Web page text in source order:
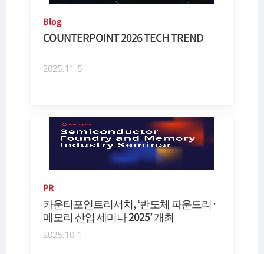
Blog
COUNTERPOINT 2026 TECH TREND
2025.11.5
PR
카운터포인트리서치, ‘반도체 파운드리·
메모리 산업 세미나 2025’ 개최
2025.10.1